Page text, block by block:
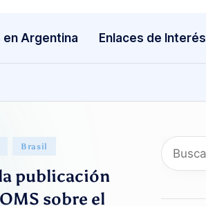
en Argentina Enlaces de Interés
Brasil
publicación
sobre el